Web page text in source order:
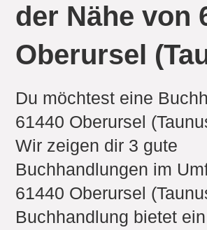
der Nähe von
Oberursel
Du möchtest eine
61440 Oberursel
Wir zeigen dir 3 gute
Buchhandlungen im
61440 Oberursel
Buchhandlung bietet ein